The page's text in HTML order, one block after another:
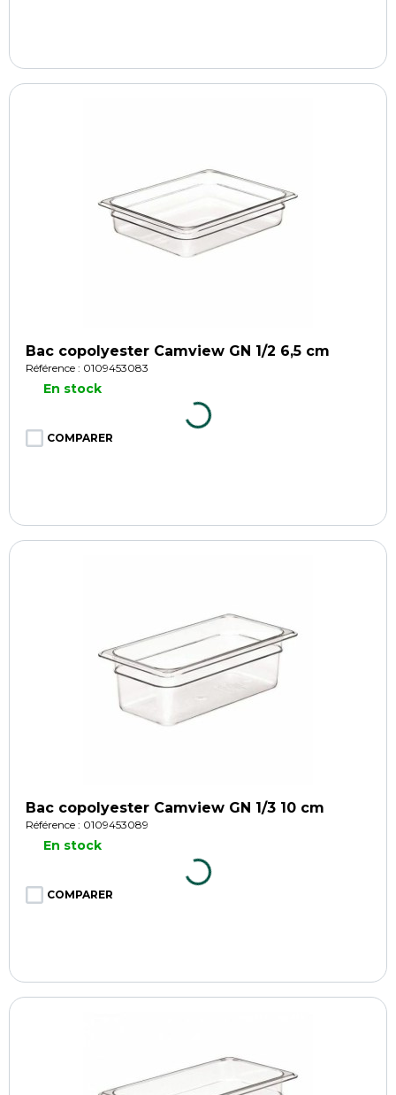
Bac copolyester Camview GN 1/2 6,5 cm
Référence : 0109453083
En stock
COMPARER
Bac copolyester Camview GN 1/3 10 cm
Référence : 0109453089
En stock
COMPARER